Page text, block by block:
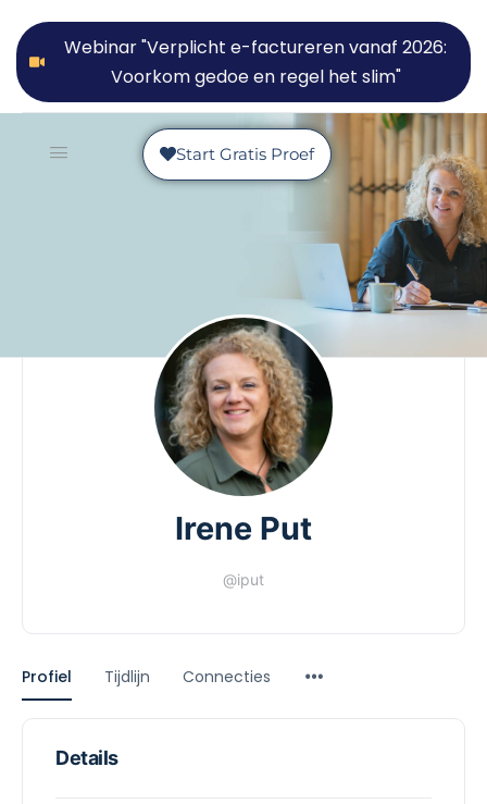
Webinar "Verplicht e-factureren vanaf 2026:
Voorkom gedoe en regel het slim"
Start Gratis Proef
Irene Put
@iput
Profiel Tijdlijn Connecties
Details